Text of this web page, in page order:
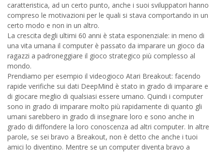
caratteristica, ad un certo punto, anche i suoi sviluppatori hanno
compreso le motivazioni per le quali si stava comportando in un
certo modo e non in un altro.
La crescita degli ultimi 60 anni è stata esponenziale: in meno di
una vita umana il computer è passato da imparare un gioco da
ragazzi a padroneggiare il gioco strategico più complesso al
mondo.
Prendiamo per esempio il videogioco Atari Breakout: facendo
rapide verifiche sui dati DeepMind è stato in grado di imparare e
di giocare meglio di qualsiasi essere umano. Quindi i computer
sono in grado di imparare molto più rapidamente di quanto gli
umani sarebbero in grado di insegnare loro e sono anche in
grado di diffondere la loro conoscenza ad altri computer. In altre
parole, se sei bravo a Breakout, non è detto che anche i tuoi
amici lo diventino. Mentre se un computer diventa bravo a